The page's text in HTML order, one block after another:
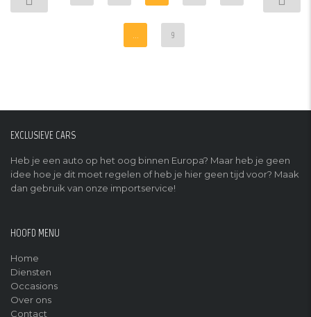
... 9
EXCLUSIEVE CARS
Heb je een auto op het oog binnen Europa? Maar heb je geen
idee hoe je dit moet regelen of heb je hier geen tijd voor? Maak
dan gebruik van onze importservice!
HOOFD MENU
Home
Diensten
Occasions
Over ons
Contact